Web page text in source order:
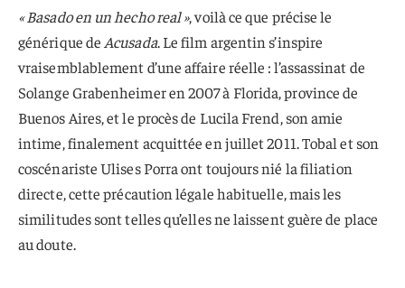
« Basado en un hecho real », voilà ce que précise le
générique de Acusada. Le film argentin s’inspire
vraisemblablement d’une affaire réelle : l’assassinat de
Solange Grabenheimer en 2007 à Florida, province de
Buenos Aires, et le procès de Lucila Frend, son amie
intime, finalement acquittée en juillet 2011. Tobal et son
coscénariste Ulises Porra ont toujours nié la filiation
directe, cette précaution légale habituelle, mais les
similitudes sont telles qu’elles ne laissent guère de place
au doute.